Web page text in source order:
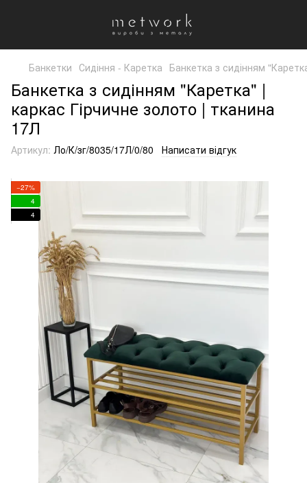
Банкетки Сидіння - Каретка Банкетка з сидінням
Банкетка з сидінням "Каретка" |
каркас Гірчичне золото | тканина
17Л
Артикул: Ло/К/зг/8035/17Л/0/80 Написати відгук
−27%
4
4